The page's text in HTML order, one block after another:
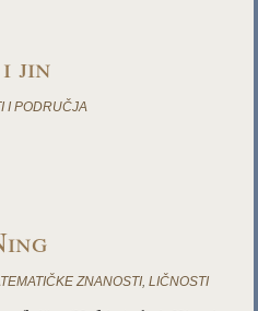
jin
I PODRUČJA
ZNANOSTI,LIČNOSTI